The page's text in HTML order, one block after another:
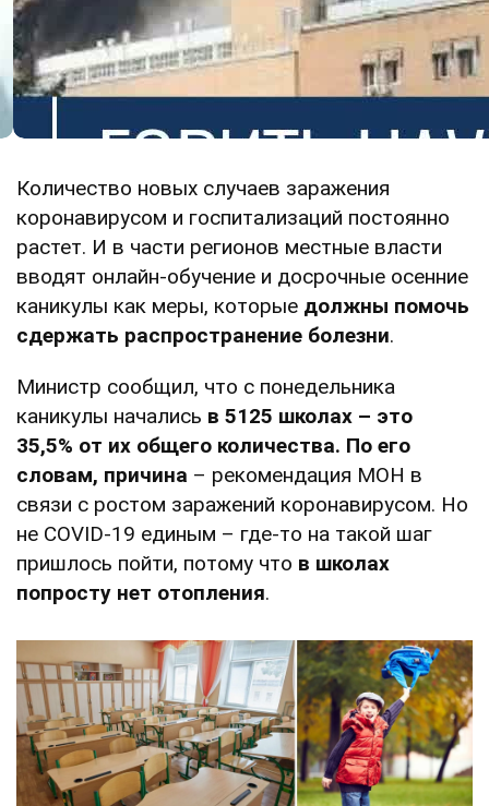
Количество новых случаев заражения
коронавирусом и госпитализаций постоянно
растет. И в части регионов местные власти
вводят онлайн-обучение и досрочные осенние
каникулы как меры, которые должны помочь
сдержать распространение болезни.
Министр сообщил, что с понедельника
каникулы начались в 5125 школах – это
35,5% от их общего количества. По его
словам, причина – рекомендация МОН в
связи с ростом заражений коронавирусом. Но
не COVID-19 единым – где-то на такой шаг
пришлось пойти, потому что в школах
попросту нет отопления.